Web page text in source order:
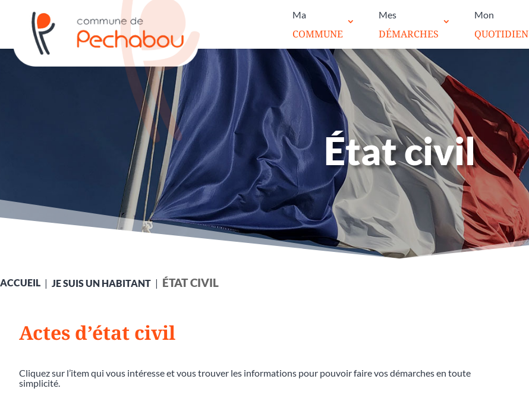
Ma
COMMUNE
Mes
DÉMARCHES
Mon
QUOTIDIEN
État civil
ACCUEIL JE SUIS UN HABITANT ÉTAT CIVIL
Actes d’état civil
Cliquez sur l’item qui vous intéresse et vous trouver les informations pour pouvoir faire vos démarches en toute
simplicité.